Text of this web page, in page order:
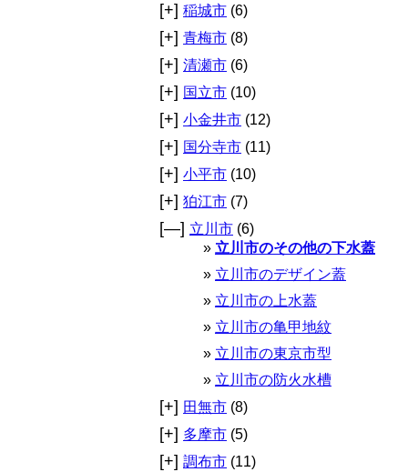
[+] 稲城市 (6)
[+] 青梅市 (8)
[+] 清瀬市 (6)
[+] 国立市 (10)
[+] 小金井市 (12)
[+] 国分寺市 (11)
[+] 小平市 (10)
[+] 狛江市 (7)
[—] 立川市 (6)
立川市のその他の下水蓋
立川市のデザイン蓋
立川市の上水蓋
立川市の亀甲地紋
立川市の東京市型
立川市の防火水槽
[+] 田無市 (8)
[+] 多摩市 (5)
[+] 調布市 (11)